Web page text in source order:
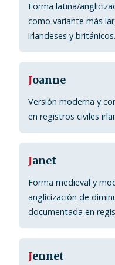
Forma latina/
como variante más
irlandeses y británicos.
Joanne
Versión moderna y
en registros civiles
Janet
Forma medieval y
anglicización de
documentada en
Jennet